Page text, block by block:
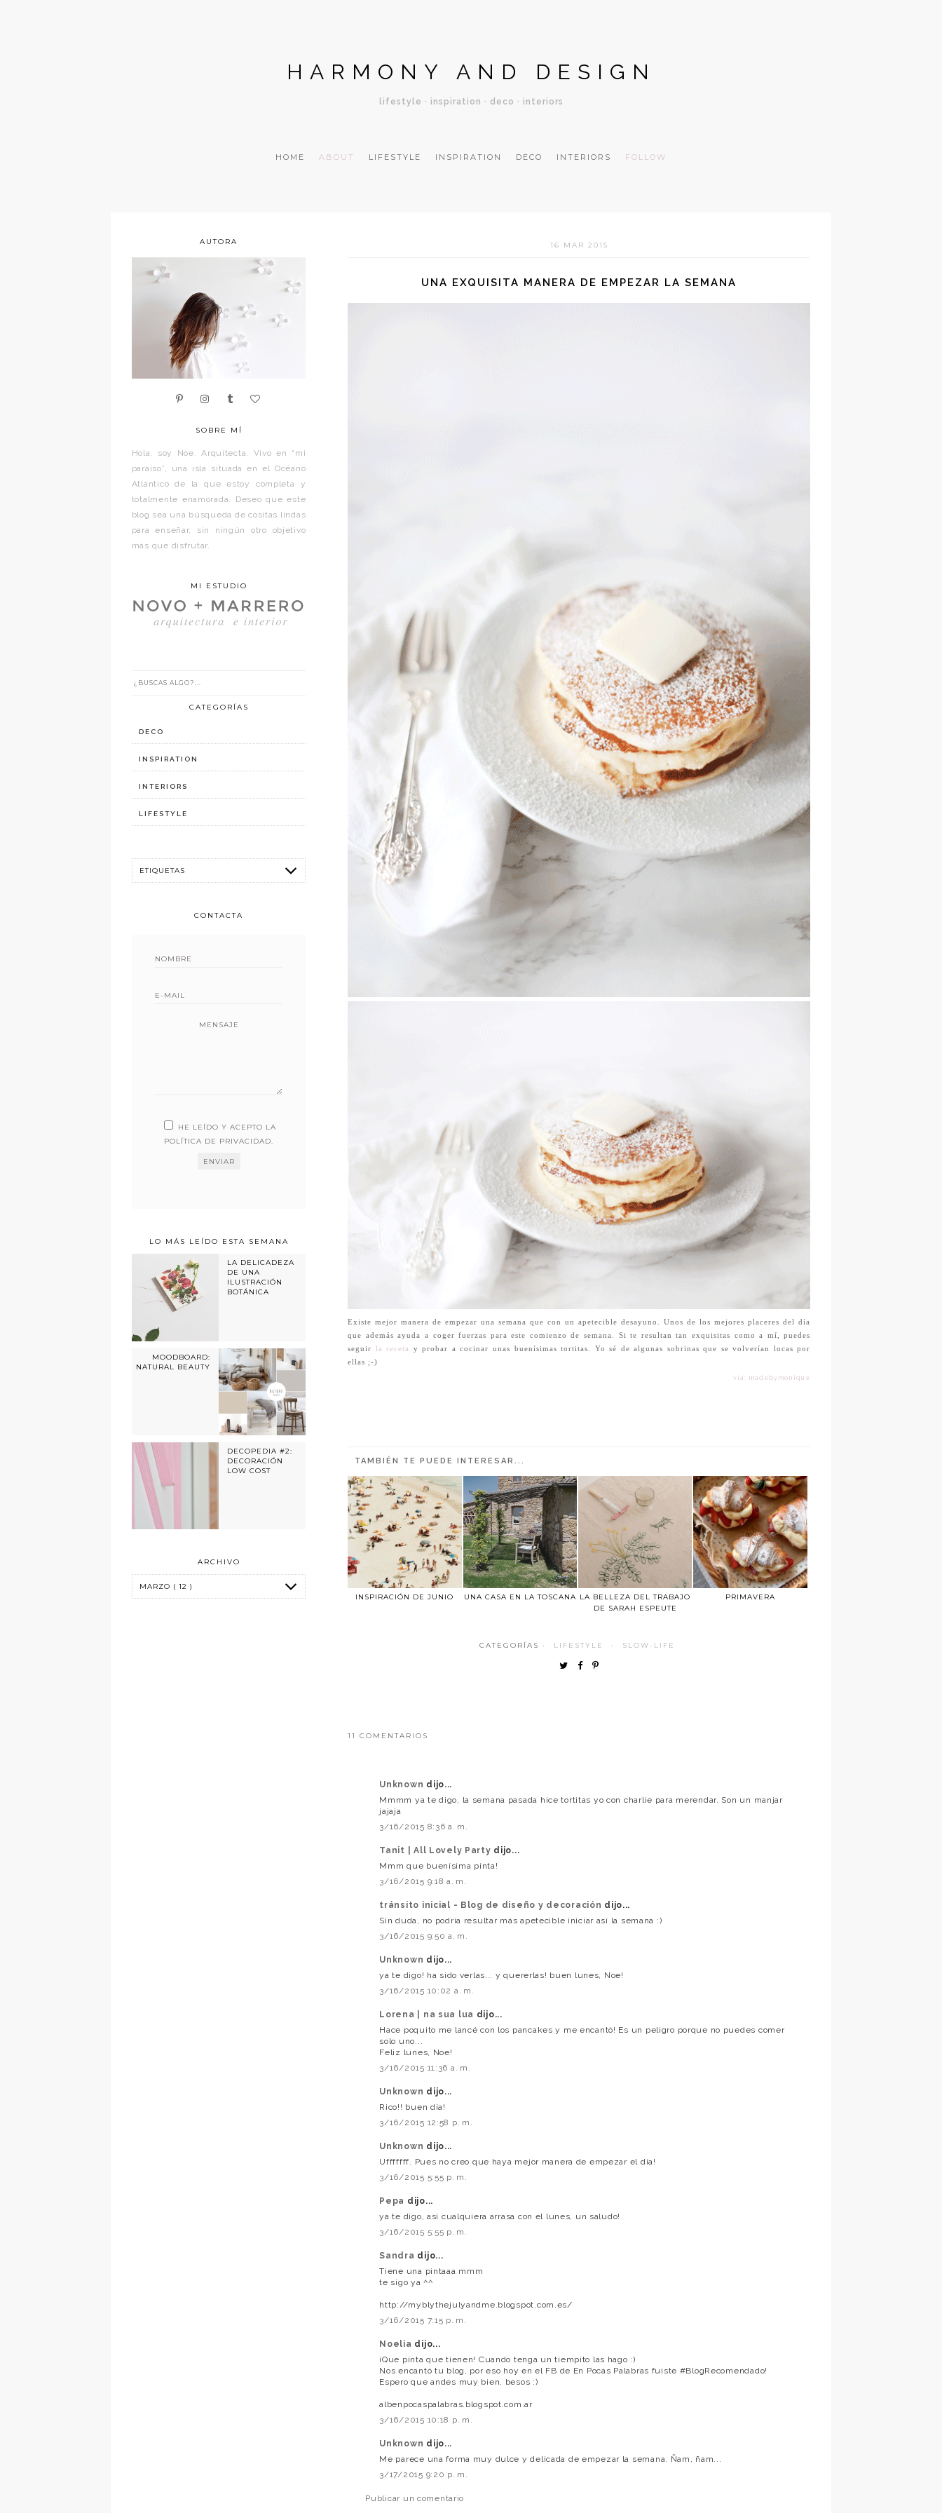
HARMONY AND DESIGN
lifestyle · inspiration · deco · interiors
HOME ABOUT LIFESTYLE INSPIRATION DECO INTERIORS FOLLOW
16 MAR 2015
UNA EXQUISITA MANERA DE EMPEZAR LA SEMANA
Existe mejor manera de empezar una semana que con un apetecible desayuno. Unos de los mejores placeres del día
que además ayuda a coger fuerzas para este comienzo de semana. Si te resultan tan exquisitas como a mí, puedes
seguir
la receta
y probar a cocinar unas buenísimas tortitas. Yo sé de algunas sobrinas que se volverían locas por
ellas ;-)
vía: madebymonique
TAMBIÉN TE PUEDE INTERESAR...
INSPIRACIÓN DE JUNIO UNA CASA EN LA TOSCANA LA BELLEZA DEL TRABAJO
DE SARAH ESPEUTE
PRIMAVERA
CATEGORÍAS · LIFESTYLE · SLOW-LIFE
11 COMENTARIOS
Unknown dijo...
Mmmm ya te digo, la semana pasada hice tortitas yo con charlie para merendar. Son un manjar
jajaja
3/16/2015 8:36 a. m.
Tanit | All Lovely Party dijo...
Mmm que buenísima pinta!
3/16/2015 9:18 a. m.
tránsito inicial - Blog de diseño y decoración dijo...
Sin duda, no podría resultar más apetecible iniciar así la semana :)
3/16/2015 9:50 a. m.
Unknown dijo...
ya te digo! ha sido verlas... y quererlas! buen lunes, Noe!
3/16/2015 10:02 a. m.
Lorena | na sua lua dijo...
Hace poquito me lancé con los pancakes y me encantó! Es un peligro porque no puedes comer
solo uno...
Feliz lunes, Noe!
3/16/2015 11:36 a. m.
Unknown dijo...
Rico!! buen día!
3/16/2015 12:58 p. m.
Unknown dijo...
Ufffffff. Pues no creo que haya mejor manera de empezar el día!
3/16/2015 5:55 p. m.
Pepa dijo...
ya te digo, así cualquiera arrasa con el lunes, un saludo!
3/16/2015 5:55 p. m.
Sandra dijo...
Tiene una pintaaa mmm
te sigo ya ^^
http://myblythejulyandme.blogspot.com.es/
3/16/2015 7:15 p. m.
Noelia dijo...
¡Que pinta que tienen! Cuando tenga un tiempito las hago :)
Nos encantó tu blog, por eso hoy en el FB de En Pocas Palabras fuiste #BlogRecomendado!
Espero que andes muy bien, besos :)
albenpocaspalabras.blogspot.com.ar
3/16/2015 10:18 p. m.
Unknown dijo...
Me parece una forma muy dulce y delicada de empezar la semana. Ñam, ñam...
3/17/2015 9:20 p. m.
Publicar un comentario
AUTORA
SOBRE MÍ
Hola, soy Noe. Arquitecta. Vivo en “mi
paraíso”, una isla situada en el Océano
Atlántico de la que estoy completa y
totalmente enamorada. Deseo que este
blog sea una búsqueda de cositas lindas
para enseñar, sin ningún otro objetivo
más que disfrutar.
MI ESTUDIO
CATEGORÍAS
DECO
INSPIRATION
INTERIORS
LIFESTYLE
CONTACTA
MENSAJE
HE LEÍDO Y ACEPTO LA
POLÍTICA DE PRIVACIDAD.
LO MÁS LEÍDO ESTA SEMANA
LA DELICADEZA
DE UNA
ILUSTRACIÓN
BOTÁNICA
MOODBOARD:
NATURAL BEAUTY
DECOPEDIA #2:
DECORACIÓN
LOW COST
ARCHIVO